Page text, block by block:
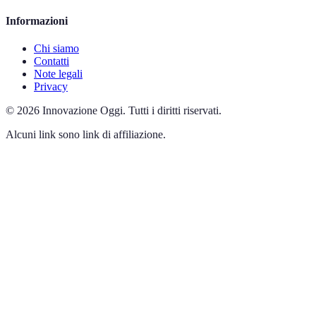
Informazioni
Chi siamo
Contatti
Note legali
Privacy
© 2026 Innovazione Oggi. Tutti i diritti riservati.
Alcuni link sono link di affiliazione.